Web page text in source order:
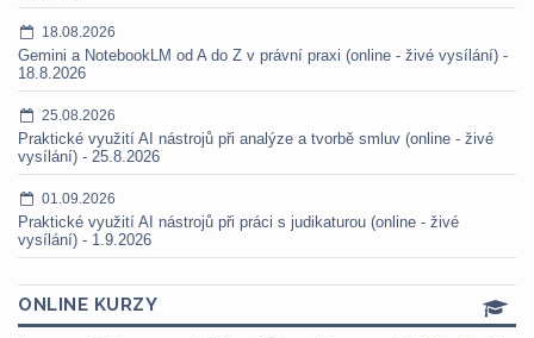
18.08.2026
Gemini a NotebookLM od A do Z v právní praxi (online - živé vysílání) -
18.8.2026
25.08.2026
Praktické využití AI nástrojů při analýze a tvorbě smluv (online - živé
vysílání) - 25.8.2026
01.09.2026
Praktické využití AI nástrojů při práci s judikaturou (online - živé
vysílání) - 1.9.2026
ONLINE KURZY